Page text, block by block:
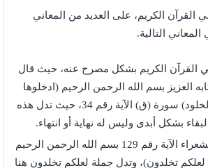
الكريم، على العديد من المعاني
التالية.
القرآن الكريم بشكل مصرح عنه، حيث قال
العزيز بسم الله الرحمن الرحيم (ادخلوها
بسلام ذلك يوم الخلود) سورة (ق) الآية رقم 34، حيث تدل هذه
البقاء بشكل أبدى وليس له نهاية أو انتهاء.
ذكر في سورة الشعراء الآية رقم 129 بسم الله الرحمن الرحيم
تخلدون)، وتدل جملة لعلكم تخلدون هنا